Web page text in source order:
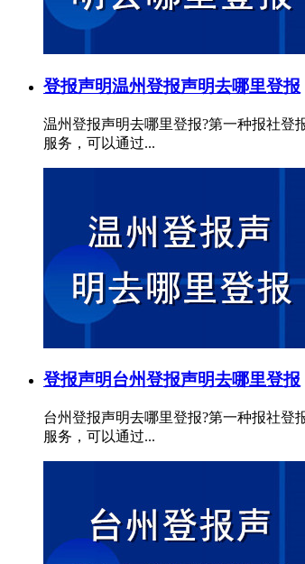
登报声明温州登报声明去哪里登报
温州登报声明去哪里登报?第一种报社登
服务，可以通过...
登报声明台州登报声明去哪里登报
台州登报声明去哪里登报?第一种报社
服务，可以通过...